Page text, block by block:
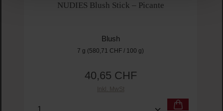
NUDIES Blush Stick – Picante
Blush
7 g (580,71 CHF / 100 g)
Regulärer Preis:
40,65 CHF
Inkl. MwSt
Produkt Anzahl: Gib den gewünschten Wert